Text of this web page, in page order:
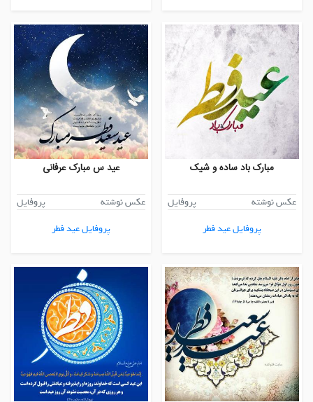
مبارک باد ساده و شیک
عکس نوشته
پروفایل
پروفایل عید فطر
عید س مبارک عرفانی
عکس نوشته
پروفایل
پروفایل عید فطر